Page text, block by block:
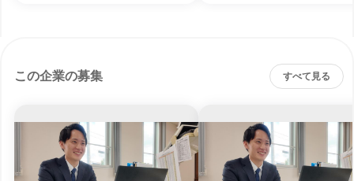
この企業の募集 すべて見る